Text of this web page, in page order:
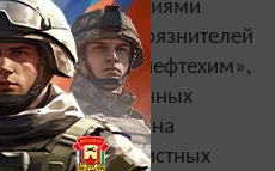
предприятиями
топ-200 загрязнителей
«Нижнекамскнефтехим»,
счет собственных
млрд рублей на
своих очистных